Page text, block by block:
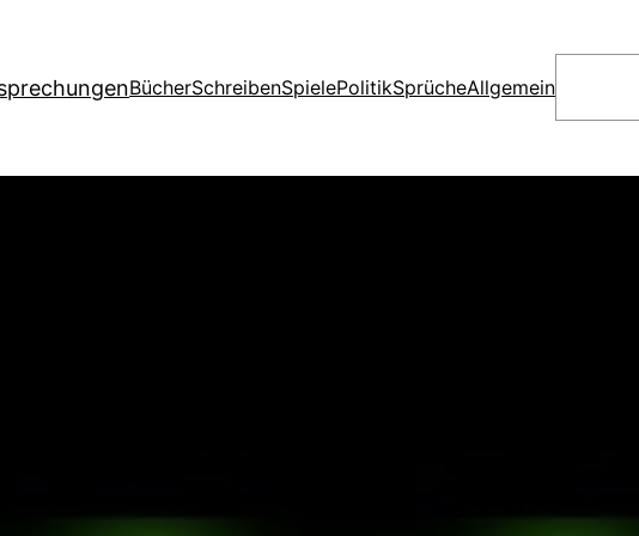
BücherSchreibenSpielePolitikSprücheAllgemein